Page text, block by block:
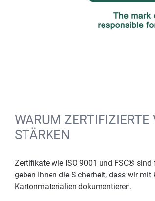
WARUM ZERTIFIZIERTE
STÄRKEN
Zertifikate wie ISO 9001 und FSC® sind
geben Ihnen die Sicherheit, dass wir
Kartonmaterialien dokumentieren.